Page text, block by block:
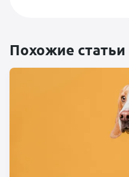
Похожие статьи